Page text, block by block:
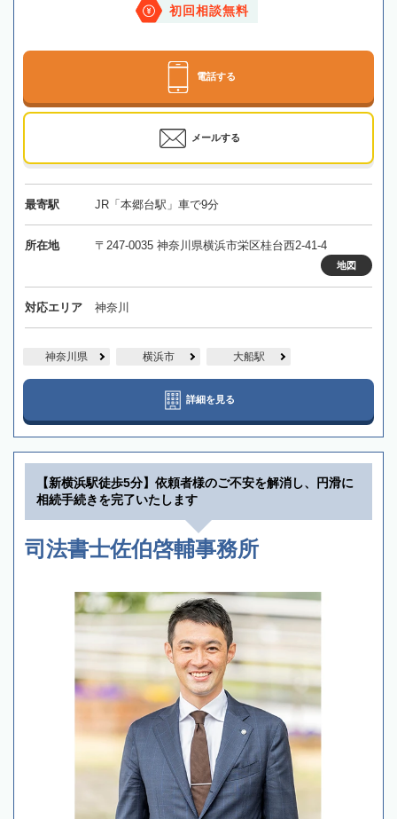
初回相談無料
電話する
メールする
最寄駅 JR「本郷台駅」車で9分
所在地 〒247-0035 神奈川県横浜市栄区桂台西2-41-4
地図
対応エリア 神奈川
神奈川県 横浜市 大船駅
詳細を見る
【新横浜駅徒歩5分】依頼者様のご不安を解消し、円滑に
相続手続きを完了いたします
司法書士佐伯啓輔事務所